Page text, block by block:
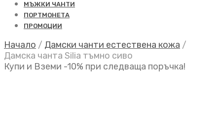
МЪЖКИ ЧАНТИ
ПОРТМОНЕТА
ПРОМОЦИИ
Начало / Дамски чанти естествена кожа /
Дамска чанта Silia тъмно сиво
Купи и Вземи -10% при следваща поръчка!